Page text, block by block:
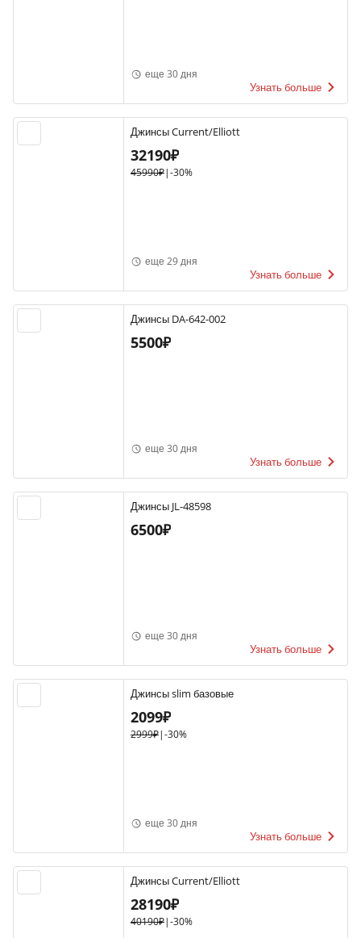
еще 30 дня
Узнать больше
Джинсы Current/Elliott
32190₽
45990₽|-30%
еще 29 дня
Узнать больше
Джинсы DA-642-002
5500₽
еще 30 дня
Узнать больше
Джинсы JL-48598
6500₽
еще 30 дня
Узнать больше
Джинсы slim базовые
2099₽
2999₽|-30%
еще 30 дня
Узнать больше
Джинсы Current/Elliott
28190₽
40190₽|-30%